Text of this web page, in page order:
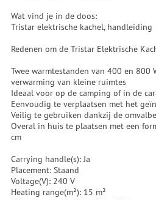
Wat vind je in de doos:
Tristar elektrische kachel, handleiding
Redenen om de Tristar Elektrische
Twee warmtestanden van 400 en 800
verwarming van kleine ruimtes
Ideaal voor op de camping of in de
Eenvoudig te verplaatsen met het
Veilig te gebruiken dankzij de
Overal in huis te plaatsen met een
cm
Carrying handle(s): Ja
Placement: Staand
Voltage(V): 240 V
Heating range(m²): 15 m²